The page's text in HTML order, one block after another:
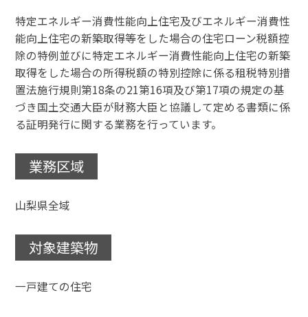
特定エネルギー消費性能向上住宅及びエネルギー消費性
能向上住宅の新築取得等をした場合の住宅ローン税額控
除の特例並びに特定エネルギー消費性能向上住宅の新築
取得をした場合の所得税額の特別控除に係る租税特別措
置法施行規則第18条の21第16項及び第17項の規定の基
づき国土交通大臣が財務大臣と協議して定める書類に係
る証明発行に関する業務を行っています。
業務区域
山梨県全域
対象建築物
一戸建ての住宅